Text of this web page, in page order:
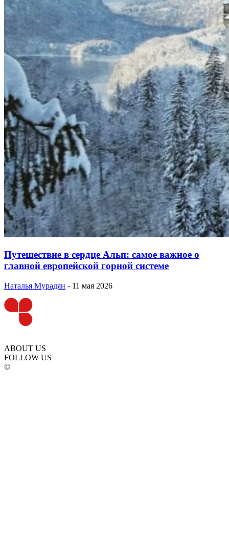
Путешествие в сердце Альп: самое важное о
главной европейской горной системе
Наталья Мурадян - 11 мая 2026
ABOUT US
FOLLOW US
©